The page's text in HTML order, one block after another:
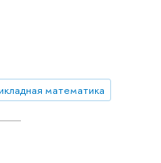
математика